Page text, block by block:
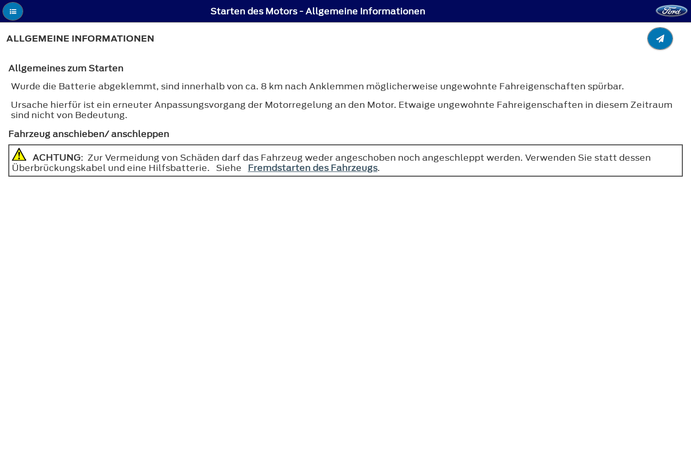
Starten des Motors - Allgemeine Informationen
ALLGEMEINE INFORMATIONEN
Allgemeines zum Starten
Wurde die Batterie abgeklemmt, sind innerhalb von ca. 8 km nach Anklemmen möglicherweise ungewohnte Fahreigenschaften spürbar.
Ursache hierfür ist ein erneuter Anpassungsvorgang der Motorregelung an den Motor. Etwaige ungewohnte Fahreigenschaften in diesem Zeitraum
sind nicht von Bedeutung.
Fahrzeug anschieben/ anschleppen
ACHTUNG: Zur Vermeidung von Schäden darf das Fahrzeug weder angeschoben noch angeschleppt werden. Verwenden Sie statt dessen
Überbrückungskabel und eine Hilfsbatterie. Siehe Fremdstarten des Fahrzeugs.